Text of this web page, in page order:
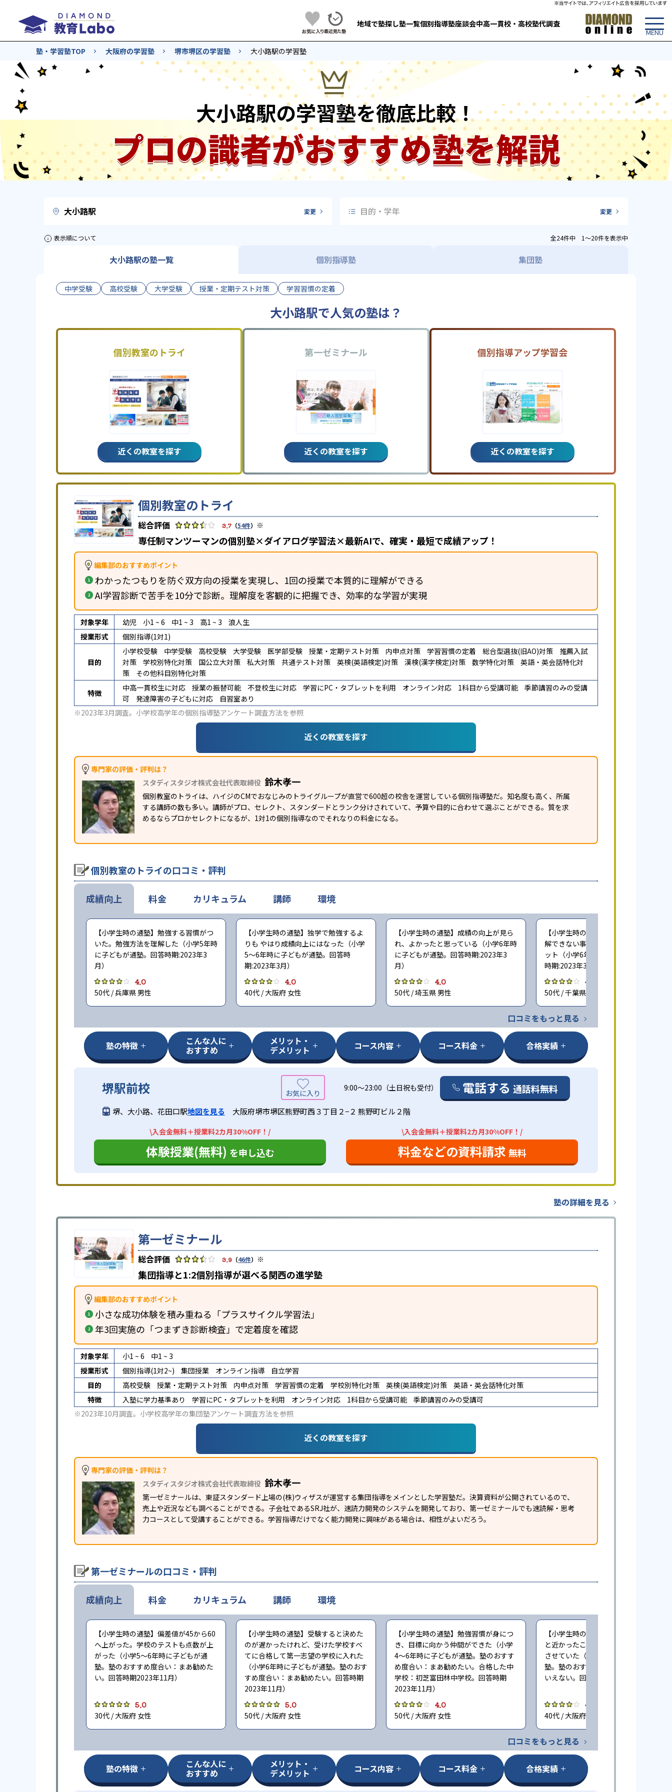
地域で塾探し塾一覧個別指導塾座談会中高一貫校・高校塾代調査
塾・学習塾TOP 大阪府の学習塾 堺市堺区の学習塾 大小路駅の学習塾
大小路駅の学習塾を徹底比較！
プロの識者がおすすめ塾を解説
大小路駅 変更 目的・学年 変更
表示順について 全24件中 1〜20件を表示中
大小路駅の塾一覧 個別指導塾 集団塾
中学受験 高校受験 大学受験 授業・定期テスト対策 学習習慣の定着
大小路駅で人気の塾は？
個別教室のトライ
近くの教室を探す
第一ゼミナール
近くの教室を探す
個別指導アップ学習会
近くの教室を探す
個別教室のトライ
3.7 （54件） ※
専任制マンツーマンの個別塾×ダイアログ学習法×最新AIで、確実・最短で成績アップ！
編集部のおすすめポイント
わかったつもりを防ぐ双方向の授業を実現し、1回の授業で本質的に理解ができる
AI学習診断で苦手を10分で診断。理解度を客観的に把握でき、効率的な学習が実現
対象学年 幼児 小1 ~ 6 中1 ~ 3 高1 ~ 3
浪人生
授業形式
個別指導(1対1)
目的
小学校受験 中学受験 高校受験 大学受験 医学部受験 授業・定期テスト対策 内申点対策 学習習慣の定着 総合型選抜(旧AO)対策
推薦入試
対策
学校別特化対策 国公立大対策 私大対策 共通テスト対策 英検(英語検定)対策 漢検(漢字検定)対策 数学特化対策
英語・英会話特化対
策
その他科目別特化対策
特徴
中高一貫校生に対応 授業の振替可能 不登校生に対応 学習にPC・タブレットを利用 オンライン対応 1科目から受講可能
季節講習のみの受講
可
発達障害の子どもに対応
自習室あり
※2023年3月調査。 小学校高学年の個別指導塾アンケート調査方法を参照
近くの教室を探す
専門家の評価・評判は？
スタディスタジオ株式会社代表取締役 鈴木孝一
個別教室のトライは、ハイジのCMでおなじみのトライグループが直営で600超の校舎を運営している個別指導塾だ。知名度も高く、所属
する講師の数も多い。講師がプロ、セレクト、スタンダードとランク分けされていて、予算や目的に合わせて選ぶことができる。質を求
めるならプロかセレクトになるが、1対1の個別指導なのでそれなりの料金になる。
個別教室のトライの口コミ・評判
成績向上
【小学生時の通塾】勉強する習慣がつ
いた。勉強方法を理解した（小学5年時
に子どもが通塾。回答時期:2023年3
月）
4.0
50代 / 兵庫県 男性
【小学生時の通塾】独学で勉強するよ
りも やはり成績向上にはなった（小学
5〜6年時に子どもが通塾。回答時
期:2023年3月）
4.0
40代 / 大阪府 女性
【小学生時の通塾】成績の向上が見ら
れ、よかったと思っている（小学6年時
に子どもが通塾。回答時期:2023年3
月）
4.0
50代 / 埼玉県 男性
【小学生時の通塾】個別指導だと、理
解できない事を質問しやすいのがメリ
ット（小学6年時に子どもが通塾。回答
時期:2023年3月）
4.0
50代 / 千葉県 男性
口コミをもっと見る
料金 カリキュラム 講師 環境
塾の特徴 こんな人に
おすすめ
メリット・
デメリット コース内容 コース料金 合格実績
堺駅前校 9:00～23:00（土日祝も受付） 電話する 通話料無料
堺、大小路、花田口駅地図を見る 大阪府堺市堺区熊野町西３丁目２−２ 熊野町ビル２階
\入会金無料＋授業料2カ月30%OFF！/
体験授業(無料) を申し込む
\入会金無料＋授業料2カ月30%OFF！/
料金などの資料請求 無料
塾の詳細を見る
第一ゼミナール
3.9 （46件） ※
集団指導と1:2個別指導が選べる関西の進学塾
編集部のおすすめポイント
小さな成功体験を積み重ねる「プラスサイクル学習法」
年3回実施の「つまずき診断検査」で定着度を確認
対象学年 小1 ~ 6
中1 ~ 3
授業形式
個別指導(1対2~) 集団授業 オンライン指導
自立学習
目的
高校受験 授業・定期テスト対策 内申点対策 学習習慣の定着 学校別特化対策 英検(英語検定)対策
英語・英会話特化対策
特徴
入塾に学力基準あり 学習にPC・タブレットを利用 オンライン対応 1科目から受講可能
季節講習のみの受講可
※2023年10月調査。 小学校高学年の集団塾アンケート調査方法を参照
近くの教室を探す
専門家の評価・評判は？
スタディスタジオ株式会社代表取締役 鈴木孝一
第一ゼミナールは、東証スタンダード上場の(株)ウィザスが運営する集団指導をメインとした学習塾だ。決算資料が公開されているので、
売上や近況なども調べることができる。子会社であるSRJ社が、速読力開発のシステムを開発しており、第一ゼミナールでも速読解・思考
力コースとして受講することができる。学習指導だけでなく能力開発に興味がある場合は、相性がよいだろう。
第一ゼミナールの口コミ・評判
成績向上
【小学生時の通塾】偏差値が45から60
へ上がった。学校のテストも点数が上
がった（小学5〜6年時に子どもが通
塾。塾のおすすめ度合い：まあ勧めた
い。回答時期2023年11月）
5.0
30代 / 大阪府 女性
【小学生時の通塾】受験すると決めた
のが遅かったけれど、受けた学校すべ
てに合格して第一志望の学校に入れた
（小学6年時に子どもが通塾。塾のおす
すめ度合い：まあ勧めたい。回答時期
2023年11月）
5.0
50代 / 大阪府 女性
【小学生時の通塾】勉強習慣が身につ
き、目標に向かう仲間ができた（小学
4〜6年時に子どもが通塾。塾のおすす
め度合い：まあ勧めたい。合格した中
学校：初芝富田林中学校。回答時期
2023年11月）
4.0
50代 / 大阪府 女性
【小学生時の通塾】自宅から徒歩圏内
と近かったこともあり、安心して通塾
させていた（小学6年時に子どもが通
塾。塾のおすすめ度合い：どちらとも
いえない。回答時期2023年11月）
4.0
40代 / 大阪府 男性
口コミをもっと見る
料金 カリキュラム 講師 環境
塾の特徴 こんな人に
おすすめ
メリット・
デメリット コース内容 コース料金 合格実績